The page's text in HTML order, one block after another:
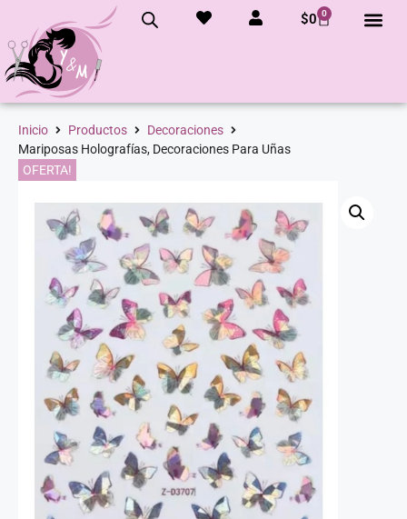
$0 0
Inicio Productos
Decoraciones
Mariposas Holografías, Decoraciones Para Uñas
OFERTA!